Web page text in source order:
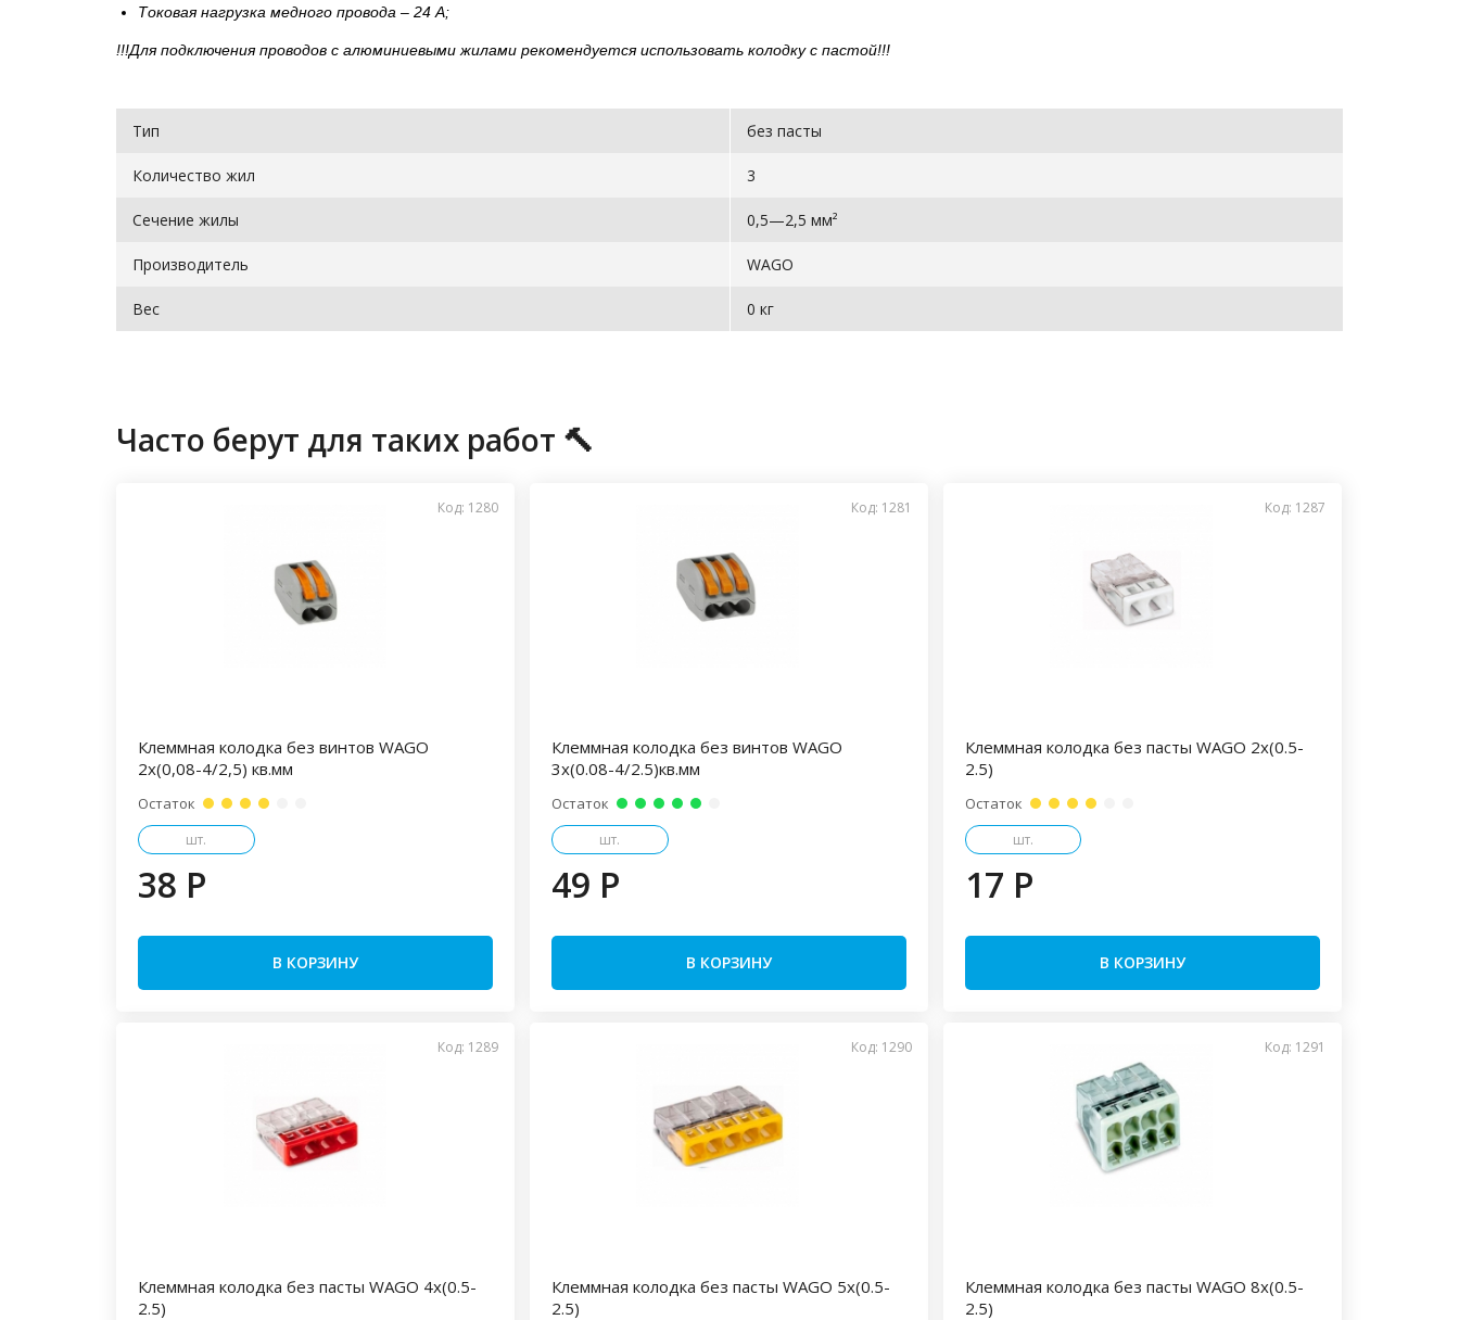
Токовая нагрузка медного провода – 24 А;
!!!Для подключения проводов с алюминиевыми жилами рекомендуется использовать колодку с пастой!!!
Тип без пасты
Количество жил 3
Сечение жилы 0,5—2,5 мм²
Производитель WAGO
Вес 0 кг
Часто берут для таких работ 🔨
Код: 1280
Клеммная колодка без винтов WAGO
2х(0,08-4/2,5) кв.мм
Остаток
шт.
38 P
В КОРЗИНУ
Код: 1281
Клеммная колодка без винтов WAGO
3х(0.08-4/2.5)кв.мм
Остаток
шт.
49 P
В КОРЗИНУ
Код: 1287
Клеммная колодка без пасты WAGO 2х(0.5-
2.5)
Остаток
шт.
17 P
В КОРЗИНУ
Код: 1289
Клеммная колодка без пасты WAGO 4х(0.5-
2.5)
Код: 1290
Клеммная колодка без пасты WAGO 5х(0.5-
2.5)
Код: 1291
Клеммная колодка без пасты WAGO 8х(0.5-
2.5)